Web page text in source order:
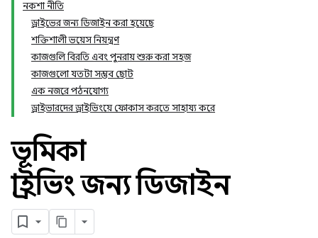
নকশা নীতি
ড্রাইভের জন্য ডিজাইন করা হয়েছে
শক্তিশালী ভয়েস নিয়ন্ত্রণ
কাজগুলি বিরতি এবং পুনরায় শুরু করা সহজ
কাজগুলো যতটা সম্ভব ছোট
এক নজরে পঠনযোগ্য
ড্রাইভারদের ড্রাইভিংয়ে ফোকাস করতে সাহায্য করে
ভূমিকা
ড্রাইভিং জন্য ডিজাইন